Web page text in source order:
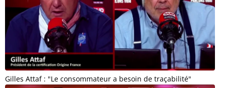
Gilles Attaf : "Le consommateur a besoin de traçabilité"